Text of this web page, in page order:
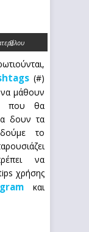
0
(#)
μάθουν
που θα
δουν τα
το
να
χρήσης
και